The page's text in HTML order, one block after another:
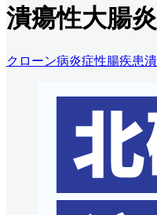
潰瘍性大腸
クローン病炎症性腸疾患